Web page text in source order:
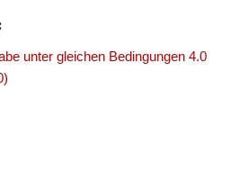
unter gleichen Bedingungen 4.0